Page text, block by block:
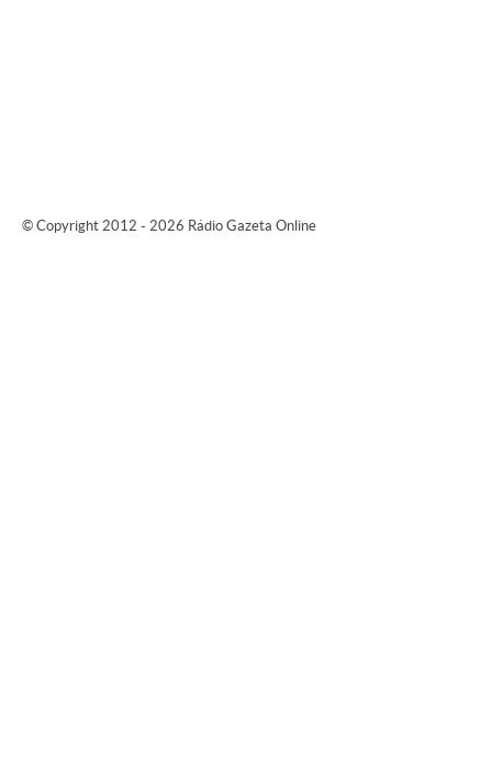
© Copyright 2012 - 2026 Rádio Gazeta Online